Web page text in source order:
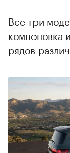
Все три
компоновка
рядов